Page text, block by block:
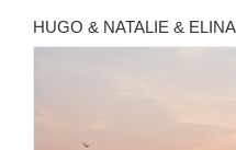
HUGO & NATALIE &